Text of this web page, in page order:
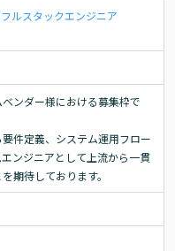
フルスタックエンジニア
ンダー様における募集枠で
件定義、システム運用フロー
ンジニアとして上流から一貫
期待しております。